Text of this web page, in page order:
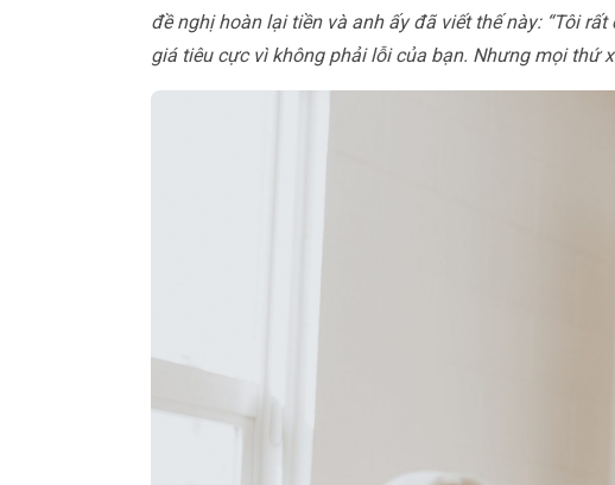
đề nghị hoàn lại tiền và anh ấy đã viết thế này: “Tôi
giá tiêu cực vì không phải lỗi của bạn. Nhưng mọi thứ